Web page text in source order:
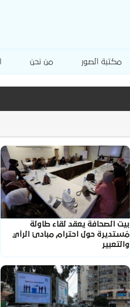
مكتبة الصور من نحن
بيت الصحافة يعقد لقاء طاولة
مُستديرة حول احترام مبادئ الرأي
والتعبير